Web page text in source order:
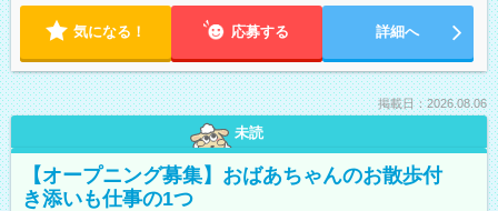
気になる！ 応募する 詳細へ
掲載日：2026.08.06
未読
【オープニング募集】おばあちゃんのお散歩付
き添いも仕事の1つ